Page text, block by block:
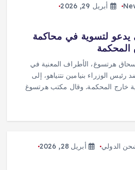
أبريل 29, 2026
يدعو لتسوية في محاكمة
المحكمة
هرتسوغ، الأطراف المعنية في
الوزراء بنيامين نتنياهو، إلى
خارج المحكمة. وقال مكتب هرتسوغ
الدولي
أبريل 28, 2026